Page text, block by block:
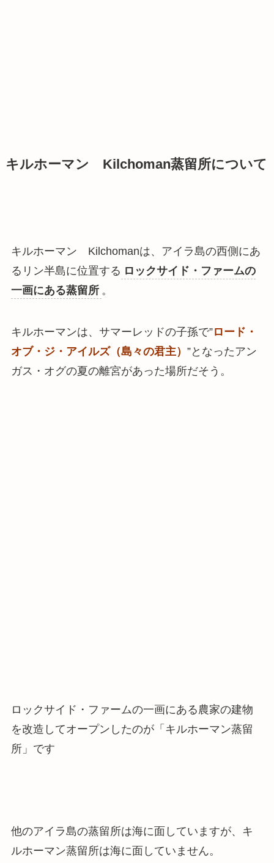
キルホーマン Kilchoman蒸留所について
キルホーマン Kilchomanは、アイラ島の西側にあ
るリン半島に位置する ロックサイド・ファームの
一画にある蒸留所 。
キルホーマンは、サマーレッドの子孫で”ロード・
オブ・ジ・アイルズ（島々の君主） ”となったアン
ガス・オグの夏の離宮があった場所だそう。
ロックサイド・ファームの一画にある農家の建物
を改造してオープンしたのが「キルホーマン蒸留
所」です
他のアイラ島の蒸留所は海に面していますが、 キ
ルホーマン蒸留所は海に面していません。